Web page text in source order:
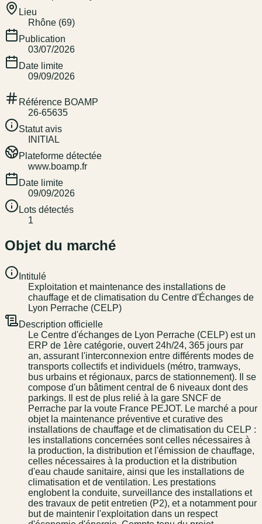
Lieu
Rhône (69)
Publication
03/07/2026
Date limite
09/09/2026
Référence BOAMP
26-65635
Statut avis
INITIAL
Plateforme détectée
www.boamp.fr
Date limite
09/09/2026
Lots détectés
1
Objet du marché
Intitulé
Exploitation et maintenance des installations de
chauffage et de climatisation du Centre d'Échanges de
Lyon Perrache (CELP)
Description officielle
Le Centre d'échanges de Lyon Perrache (CELP) est un
ERP de 1ère catégorie, ouvert 24h/24, 365 jours par
an, assurant l'interconnexion entre différents modes de
transports collectifs et individuels (métro, tramways,
bus urbains et régionaux, parcs de stationnement). Il se
compose d'un bâtiment central de 6 niveaux dont des
parkings. Il est de plus relié à la gare SNCF de
Perrache par la voute France PEJOT. Le marché a pour
objet la maintenance préventive et curative des
installations de chauffage et de climatisation du CELP :
les installations concernées sont celles nécessaires à
la production, la distribution et l'émission de chauffage,
celles nécessaires à la production et la distribution
d'eau chaude sanitaire, ainsi que les installations de
climatisation et de ventilation. Les prestations
englobent la conduite, surveillance des installations et
des travaux de petit entretien (P2), et a notamment pour
but de maintenir l'exploitation dans un respect